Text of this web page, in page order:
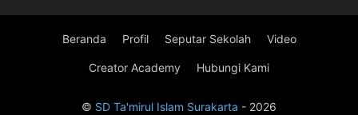
Beranda Profil Seputar Sekolah Video
Creator Academy Hubungi Kami
© SD Ta'mirul Islam Surakarta - 2026